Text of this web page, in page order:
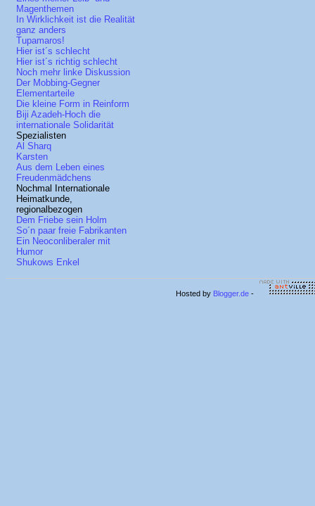
Magenthemen
In Wirklichkeit ist die Realität
ganz anders
Tupamaros!
Hier ist´s schlecht
Hier ist´s richtig schlecht
Noch mehr linke Diskussion
Der Mobbing-Gegner
Elementarteile
Die kleine Form in Reinform
Biji Azadeh-Hoch die
internationale Solidarität
Spezialisten
Al Sharq
Karsten
Aus dem Leben eines
Freudenmädchens
Nochmal Internationale
Heimatkunde,
regionalbezogen
Dem Friebe sein Holm
So´n paar freie Fabrikanten
Ein Neoconliberaler mit
Humor
Shukows Enkel
Hosted by Blogger.de -